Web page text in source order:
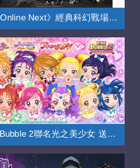
《RF Online Next》經典科幻戰場全面進化
LINE Bubble 2聯名光之美少女 送免費貼圖